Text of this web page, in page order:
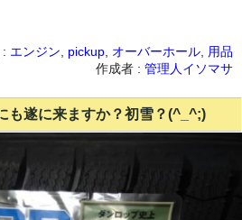
: エンジン pickup オーバーホール
用品
作成者 : 管理人イソマサ
も遂に来ますか？初雪？(^_^;)